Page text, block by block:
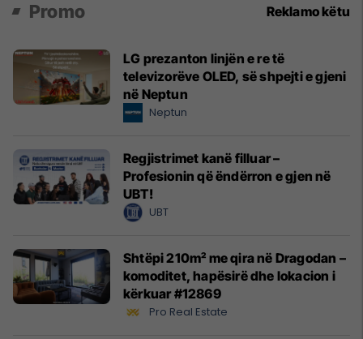
Promo Reklamo këtu
LG prezanton linjën e re të
televizorëve OLED, së shpejti e gjeni
në Neptun
Neptun
Regjistrimet kanë filluar –
Profesionin që ëndërron e gjen në
UBT!
UBT
Shtëpi 210m² me qira në Dragodan –
komoditet, hapësirë dhe lokacion i
kërkuar #12869
Pro Real Estate